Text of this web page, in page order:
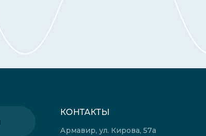
КОНТАКТЫ
Армавир, ул. Кирова, 57а